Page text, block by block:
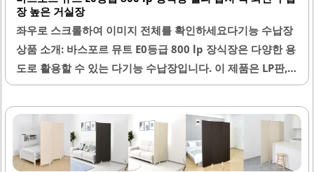
랑하여 많은 소비자들에게 인기가 높습니다. 밝은 색감은 어
떤 인테리어와도 잘 어울리며, 공간을 더욱 넓어 보이게 합니
다.나사 구멍을 막는 작업이 필요할 수 있으나, 이는 간단한
작업으로 해결할 수 있습니다...
장 높은 거실장
좌우로 스크롤하여 이미지 전체를 확인하세요다기능 수납장
상품 소개: 바스포르 뮤트 E0등급 800 lp 장식장은 다양한 용
도로 활용할 수 있는 다기능 수납장입니다. 이 제품은 LP판,
잡지, 책, 와인 등을 손쉽게 정리할 수 있는 공간을 제공합니
다. 고급스러운 디자인과 함께 실용성을 갖춘 이 장식장은 거
실의 인테리어 포인트로도 적합합니다.내부 공간은 LP판 크
기에 맞춰 설계되어 있어, 다양한 물건을 깔끔하게 수납할 수
있습니다. 또한, 칸막이를 조절하여 필요에 따라 넓은 공간으